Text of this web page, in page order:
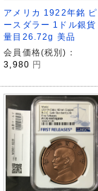
アメリカ 1922年銘 ピ
ースダラー 1ドル銀貨
量目26.72g 美品
会員価格(税別)：
3,980 円